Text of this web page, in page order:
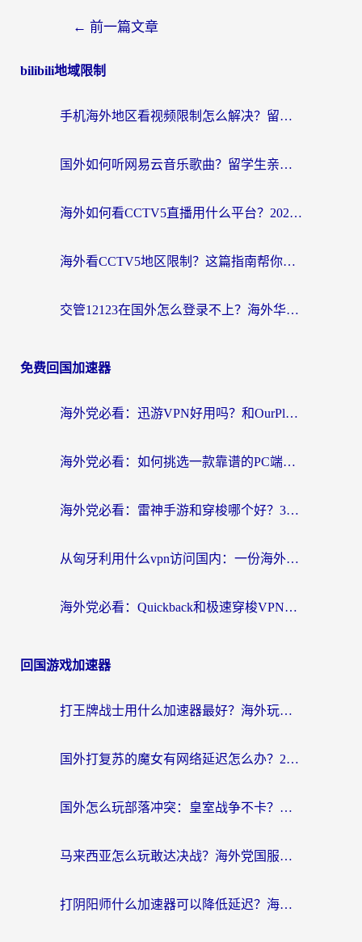
← 前一篇文章
bilibili地域限制
手机海外地区看视频限制怎么解决？留学生亲测有效的回国加速器指南
国外如何听网易云音乐歌曲？留学生亲测有效的回国加速方案
海外如何看CCTV5直播用什么平台？2026最新指南：看欧洲杯、中超、奥运不再卡
海外看CCTV5地区限制？这篇指南帮你流畅看欧洲杯、NBA还听中文解说
交管12123在国外怎么登录不上？海外华人必看的回国加速器选择指南
免费回国加速器
海外党必看：迅游VPN好用吗？和OurPlay VPN对比哪个回国效果更好？附真实体验测评
海外党必看：如何挑选一款靠谱的PC端VPN，让回国冲浪不再卡顿
海外党必看：雷神手游和穿梭哪个好？3步教你选对回国加速器（附实测对比）
从匈牙利用什么vpn访问国内：一份海外游子的网络归乡指南
海外党必看：Quickback和极速穿梭VPN好用吗？3步选对回国加速器实现无缝刷国内资源
回国游戏加速器
打王牌战士用什么加速器最好？海外玩家的终极选择指南
国外打复苏的魔女有网络延迟怎么办？2026海外玩家国服游戏加速全攻略
国外怎么玩部落冲突：皇室战争不卡？海外玩家畅玩国服游戏终极指南
马来西亚怎么玩敢达决战？海外党国服游戏加速避坑指南（附实测推荐）
打阴阳师什么加速器可以降低延迟？海外玩家的真实困境与破局